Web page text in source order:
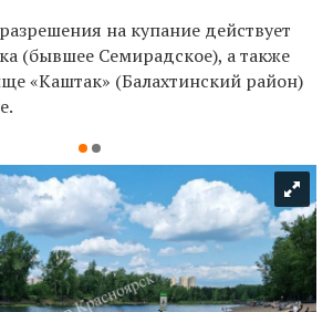
на купание действует
(бывшее Семирадское), а также
«Каштак» (Балахтинский район)